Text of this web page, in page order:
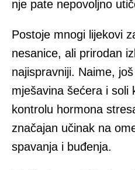
nje pate nepovoljno
Postoje mnogi lijekovi
nesanice, ali prirodan
najispravniji. Naime,
mješavina šećera i soli
kontrolu hormona
značajan učinak na
spavanja i buđenja.